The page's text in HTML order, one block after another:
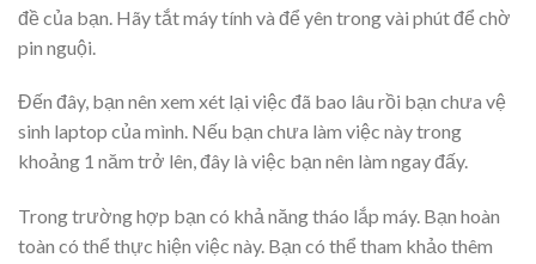
đề của bạn. Hãy tắt máy tính và để yên trong vài phút để chờ
pin nguội.
Đến đây, bạn nên xem xét lại việc đã bao lâu rồi bạn chưa vệ
sinh laptop của mình. Nếu bạn chưa làm việc này trong
khoảng 1 năm trở lên, đây là việc bạn nên làm ngay đấy.
Trong trường hợp bạn có khả năng tháo lắp máy. Bạn hoàn
toàn có thể thực hiện việc này. Bạn có thể tham khảo thêm